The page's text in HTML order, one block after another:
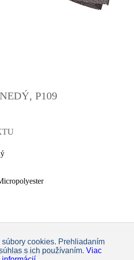
P109
- 2026 oblekymilano.sk
cookies. Prehliadaním
s ich používaním. Viac